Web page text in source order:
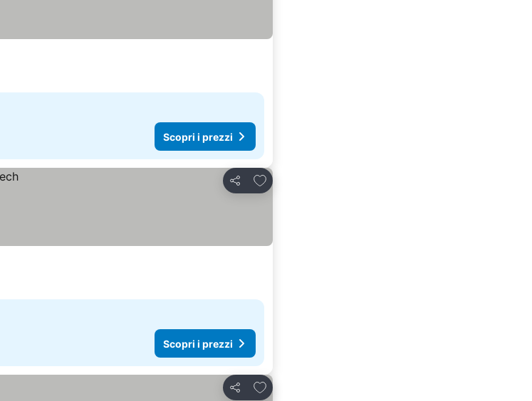
Scopri i prezzi
Condividi
Aggiungi ai preferiti
Scopri i prezzi
Condividi
Aggiungi ai preferiti